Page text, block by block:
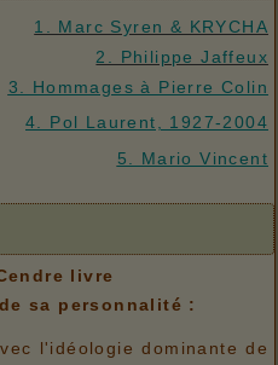
1. Marc Syren & KRYCHA
2. Philippe Jaffeux
3. Hommages à Pierre Colin
4. Pol Laurent, 1927-2004
5. Mario Vincent
livre
sa personnalité :
l'idéologie dominante de